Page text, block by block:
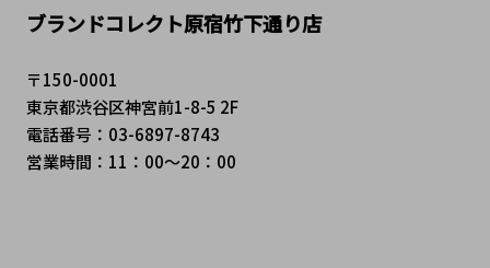
ブランドコレクト原宿竹下通り店
〒150-0001
東京都渋谷区神宮前1-8-5 2F
電話番号：03-6897-8743
営業時間：11：00～20：00